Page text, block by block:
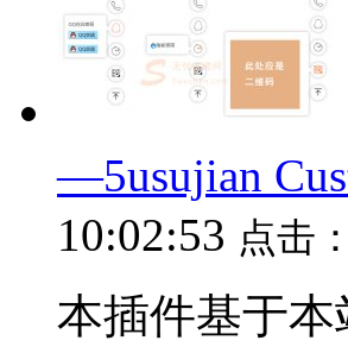
—5usujian
10:02:53 点击：
本插件基于本